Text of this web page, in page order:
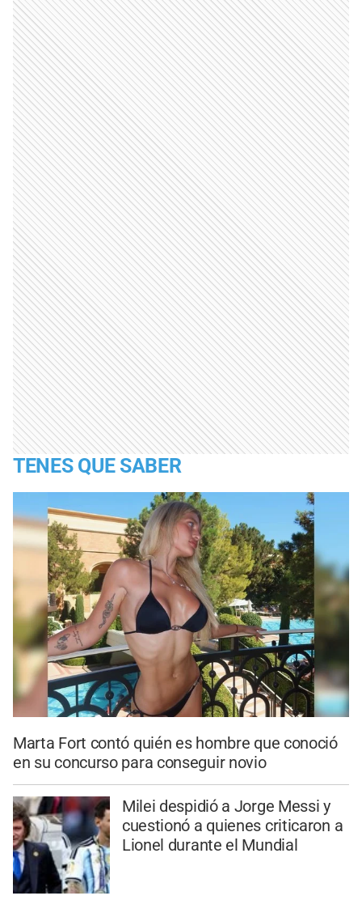
TENES QUE SABER
Marta Fort contó quién es hombre que conoció
en su concurso para conseguir novio
Milei despidió a Jorge Messi y
cuestionó a quienes criticaron a
Lionel durante el Mundial